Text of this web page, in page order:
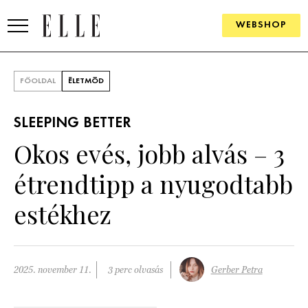
WEBSHOP
SZÉPSÉG
ÉLETMÓD
FŐOLDAL ÉLETMÓD
SLEEPING BETTER
Okos evés, jobb alvás – 3
étrendtipp a nyugodtabb
estékhez
2025. november 11. 3 perc olvasás Gerber Petra